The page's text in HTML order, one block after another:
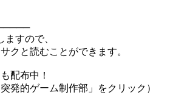
すので、
クと読むことができます。
配布中！
発的ゲーム制作部」をクリック）